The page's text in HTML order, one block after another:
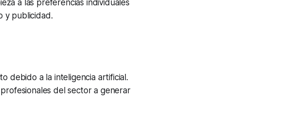
a las preferencias individuales
y publicidad.
debido a la inteligencia artificial.
del sector a generar